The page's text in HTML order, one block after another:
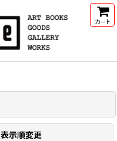
カート
表示順変更